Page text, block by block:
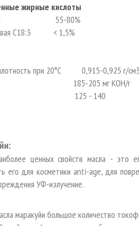
жирные кислоты
С18:2 55-80%
С18:3 < 1,5%
плотность при 20°С 0,915-0,925 г/
185-205 мг КОН/г
125 - 140
ценных свойств масла - это
его для косметики anti-age, для
УФ-излучение.
маракуйи большое количество